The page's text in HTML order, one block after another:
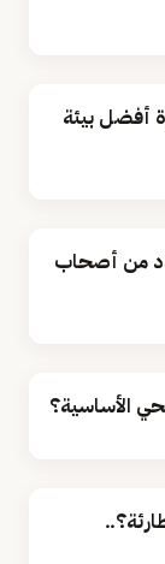
أفضل بيئة
من أصحاب
الأساسية؟